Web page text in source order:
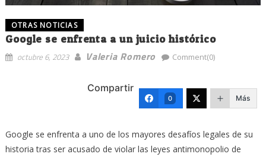
OTRAS NOTICIAS
Google se enfrenta a un juicio histórico
octubre 6, 2023 Valeria Romero Comment(0)
Compartir
0 Más
Google se enfrenta a uno de los mayores desafíos legales de su
historia tras ser acusado de violar las leyes antimonopolio de